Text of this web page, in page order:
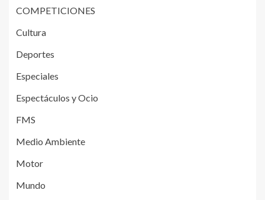
COMPETICIONES
Cultura
Deportes
Especiales
Espectáculos y Ocio
FMS
Medio Ambiente
Motor
Mundo